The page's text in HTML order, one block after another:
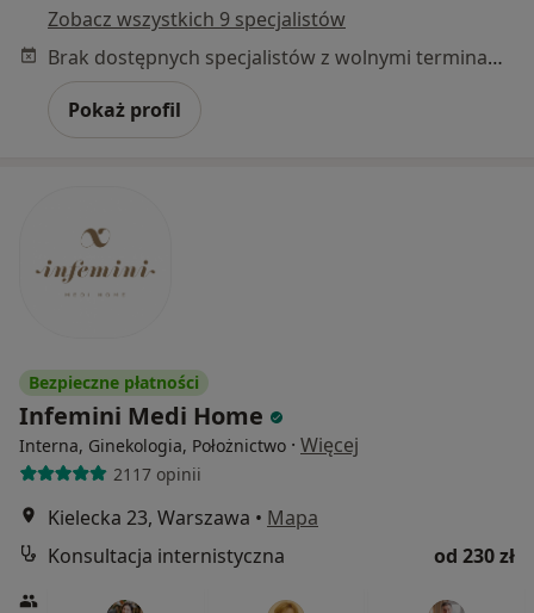
Zobacz wszystkich 9 specjalistów
Brak dostępnych specjalistów z wolnymi terminami w tym centrum medycznym.
Pokaż profil
Bezpieczne płatności
Infemini Medi Home
Interna, Ginekologia, Położnictwo · Więcej
2117 opinii
Kielecka 23, Warszawa • Mapa
Konsultacja internistyczna
od 230 zł